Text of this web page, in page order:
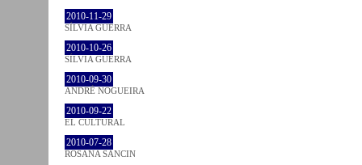
2010-11-29
SÍLVIA GUERRA
2010-10-26
SÍLVIA GUERRA
2010-09-30
ANDRÉ NOGUEIRA
2010-09-22
EL CULTURAL
2010-07-28
ROSANA SANCIN